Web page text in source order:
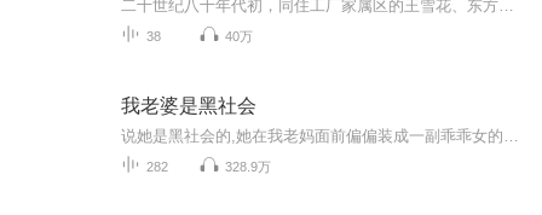
38 40万
我老婆是黑社会
282 328.9万